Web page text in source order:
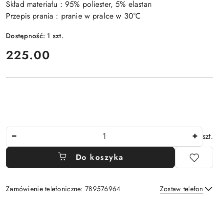
Skład materiału : 95% poliester, 5% elastan
Przepis prania : pranie w pralce w 30°C
Dostępność: 1 szt.
cena:
225.00
szt.
Do koszyka
Zamówienie telefoniczne: 789576964 Zostaw telefon